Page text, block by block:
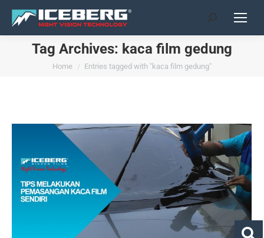
Search:
Tag Archives: kaca film gedung
You are here:
Home Entries tagged with "kaca film gedung"